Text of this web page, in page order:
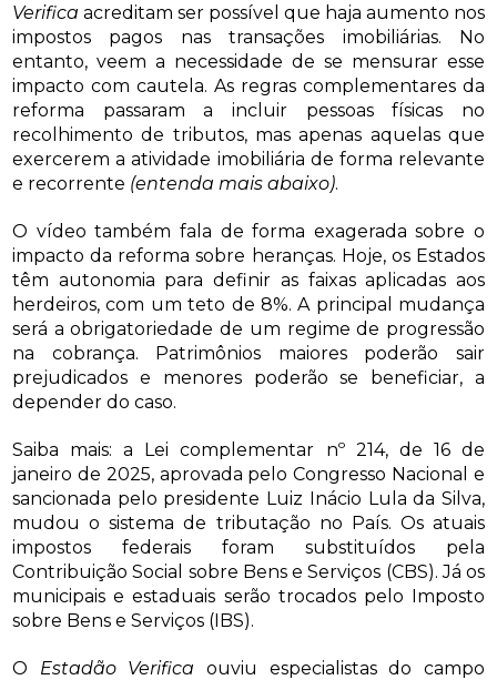
Verifica acreditam ser possível que haja aumento nos
impostos pagos nas transações imobiliárias. No
entanto, veem a necessidade de se mensurar esse
impacto com cautela. As regras complementares da
reforma passaram a incluir pessoas físicas no
recolhimento de tributos, mas apenas aquelas que
exercerem a atividade imobiliária de forma relevante
e recorrente (entenda mais abaixo).
O vídeo também fala de forma exagerada sobre o
impacto da reforma sobre heranças. Hoje, os Estados
têm autonomia para definir as faixas aplicadas aos
herdeiros, com um teto de 8%. A principal mudança
será a obrigatoriedade de um regime de progressão
na cobrança. Patrimônios maiores poderão sair
prejudicados e menores poderão se beneficiar, a
depender do caso.
Saiba mais: a Lei complementar nº 214, de 16 de
janeiro de 2025, aprovada pelo Congresso Nacional e
sancionada pelo presidente Luiz Inácio Lula da Silva,
mudou o sistema de tributação no País. Os atuais
impostos federais foram substituídos pela
Contribuição Social sobre Bens e Serviços (CBS). Já os
municipais e estaduais serão trocados pelo Imposto
sobre Bens e Serviços (IBS).
O Estadão Verifica ouviu especialistas do campo